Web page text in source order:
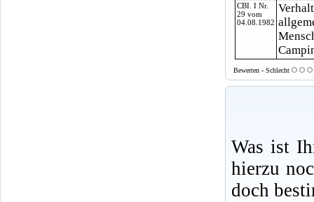
CBI. I Nr.
29 vom
04.08.1982
Bewerten - Schlecht
Was ist
hierzu
doch